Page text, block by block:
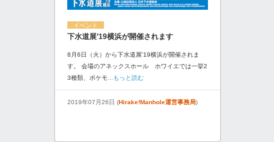
イベント
下水道展’19横浜が開催されます
8月6日（火）から下水道展'19横浜が開催されま
す。 会場のアネックスホール ホワイエでは一挙2
3種類、ポケモ ...もっと読む
2019年07月26日 (Hirake!Manhole運営事務局)